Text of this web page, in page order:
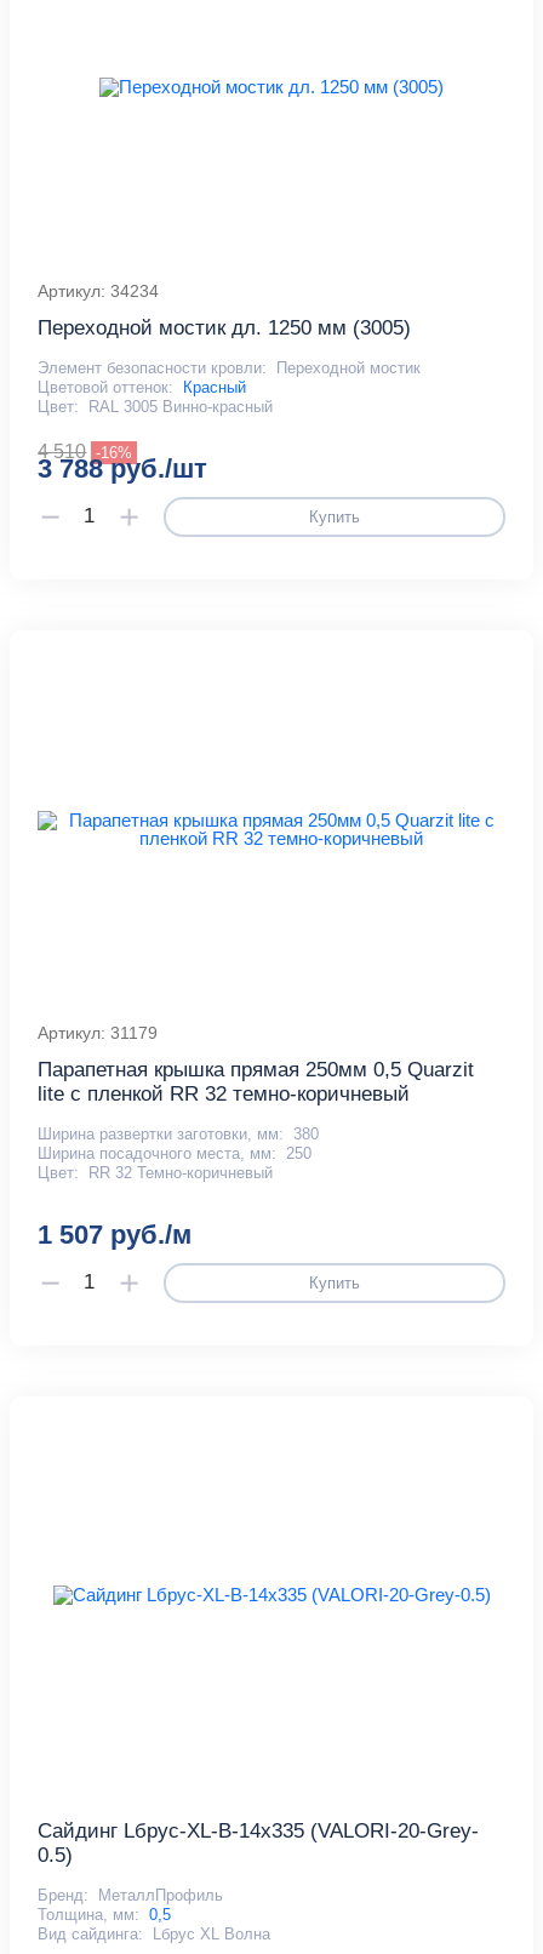
Артикул: 34234
Переходной мостик дл. 1250 мм (3005)
Элемент безопасности кровли:
Переходной мостик
Цветовой оттенок:
Красный
Цвет:
RAL 3005 Винно-красный
4 510 -16%
3 788 руб./шт
Купить
Артикул: 31179
Парапетная крышка прямая 250мм 0,5 Quarzit
lite с пленкой RR 32 темно-коричневый
Ширина развертки заготовки, мм:
380
Ширина посадочного места, мм: 250
Цвет:
RR 32 Темно-коричневый
1 507 руб./м
Купить
Сайдинг Lбрус-XL-В-14х335 (VALORI-20-Grey-
0.5)
Бренд:
МеталлПрофиль
Толщина, мм: 0,5
Вид сайдинга:
Lбрус XL Волна